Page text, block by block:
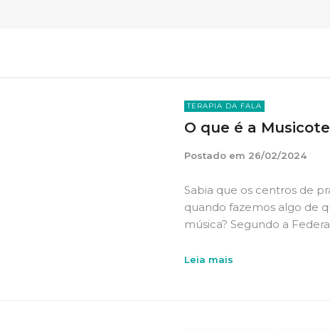
TERAPIA DA FALA
O que é a
Postado em 26/02/2024
Sabia que os centros de
quando fazemos algo de
música? Segundo a
Leia mais